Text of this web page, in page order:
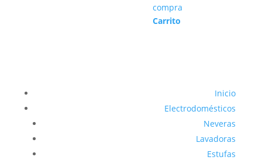
compra
Carrito
Inicio
Electrodomésticos
Neveras
Lavadoras
Estufas